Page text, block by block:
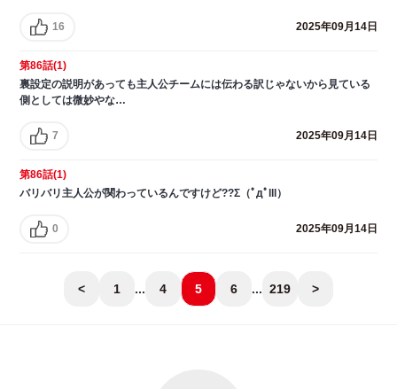
16 2025年09月14日
第86話(1)
裏設定の説明があっても主人公チームには伝わる訳じゃないから見ている
側としては微妙やな…
7 2025年09月14日
第86話(1)
バリバリ主人公が関わっているんですけど??Σ（ﾟдﾟlll）
0 2025年09月14日
< 1 ... 4 5 6 ... 219 >